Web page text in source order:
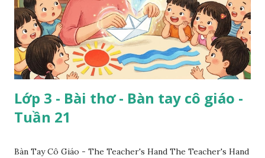
Lớp 3 - Bài thơ - Bàn tay cô giáo -
Tuần 21
Bàn Tay Cô Giáo - The Teacher's Hand The Teacher's Hand